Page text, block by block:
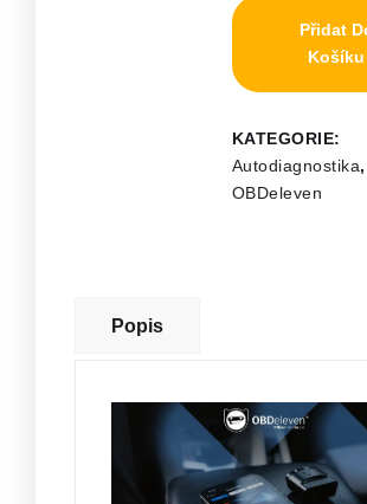
Přidat
Košíku
KATEGORIE:
Autodiagnostika,
OBDeleven
Popis